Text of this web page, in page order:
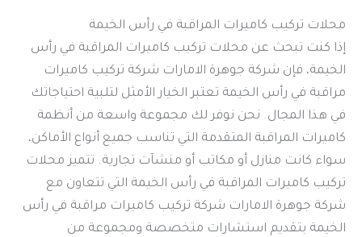
محلات تركيب كاميرات المراقبة في رأس الخيمة
إذا كنت تبحث عن محلات تركيب كاميرات المراقبة في رأس
الخيمة، فإن شركة جوهرة الامارات شركة تركيب كاميرات
مراقبة في رأس الخيمة تعتبر الخيار الأمثل لتلبية احتياجاتك
في هذا المجال. نحن نوفر لك مجموعة واسعة من أنظمة
كاميرات المراقبة المتقدمة التي تناسب جميع أنواع الأماكن،
سواء كانت منازل أو مكاتب أو منشآت تجارية. تتميز محلات
تركيب كاميرات المراقبة في رأس الخيمة التي تتعاون مع
شركة جوهرة الامارات شركة تركيب كاميرات مراقبة في رأس
الخيمة بتقديم استشارات متخصصة ومجموعة من